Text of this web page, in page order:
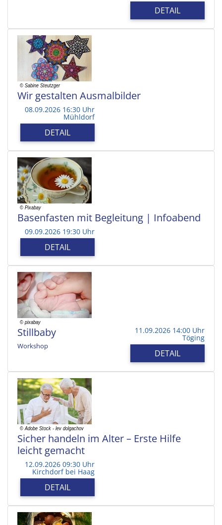
DETAIL
Wir gestalten Ausmalbilder
08.09.2026 16:30 Uhr
Mühldorf
DETAIL
Basenfasten mit Begleitung | Infoabend
09.09.2026 19:30 Uhr
DETAIL
Stillbaby
Workshop
11.09.2026 14:00 Uhr
Töging
DETAIL
Sicher handeln im Alter – Erste Hilfe
leicht gemacht
12.09.2026 09:30 Uhr
Kirchdorf bei Haag
DETAIL